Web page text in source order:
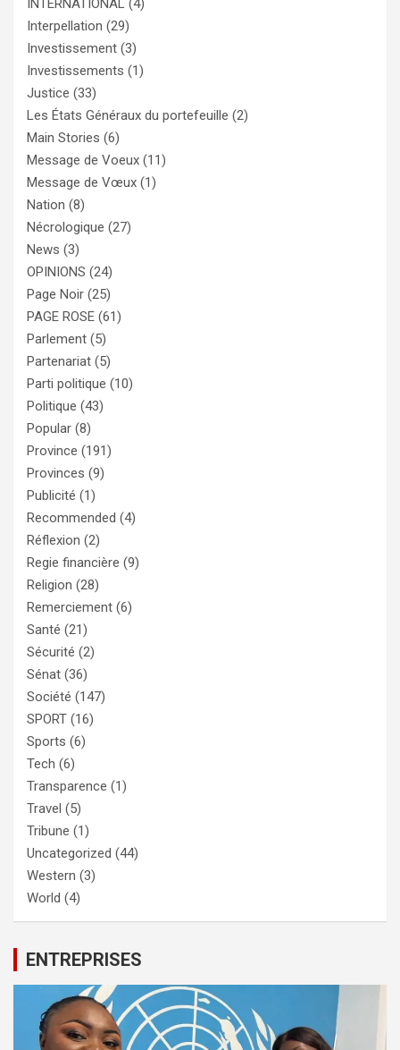
INTERNATIONAL (4)
Interpellation (29)
Investissement (3)
Investissements (1)
Justice (33)
Les États Généraux du portefeuille (2)
Main Stories (6)
Message de Voeux (11)
Message de Vœux (1)
Nation (8)
Nécrologique (27)
News (3)
OPINIONS (24)
Page Noir (25)
PAGE ROSE (61)
Parlement (5)
Partenariat (5)
Parti politique (10)
Politique (43)
Popular (8)
Province (191)
Provinces (9)
Publicité (1)
Recommended (4)
Réflexion (2)
Regie financière (9)
Religion (28)
Remerciement (6)
Santé (21)
Sécurité (2)
Sénat (36)
Société (147)
SPORT (16)
Sports (6)
Tech (6)
Transparence (1)
Travel (5)
Tribune (1)
Uncategorized (44)
Western (3)
World (4)
ENTREPRISES